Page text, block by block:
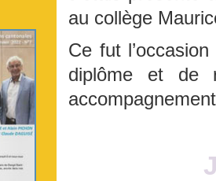
au collège
Ce fut
diplôme et de